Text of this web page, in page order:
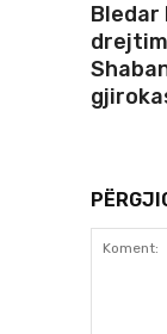
Bledar